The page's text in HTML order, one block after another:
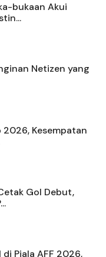
bukaan Akui
Netizen yang
2026, Kesempatan
Gol Debut,
Piala AFF 2026,